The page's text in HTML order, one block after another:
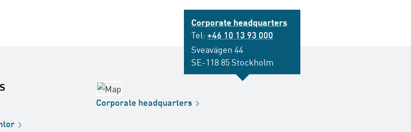
Corporate headquarters
Tel: +46 10 13 93 000
Sveavägen 44
SE-118 85 Stockholm
Corporate headquarters